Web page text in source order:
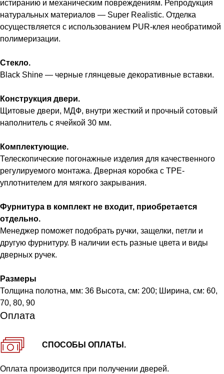
истиранию и механическим повреждениям. Репродукция
натуральных материалов — Super Realistic. Отделка
осуществляется с использованием PUR-клея необратимой
полимеризации.
Стекло.
Black Shine — черные глянцевые декоративные вставки.
Конструкция двери.
Щитовые двери, МДФ, внутри жесткий и прочный сотовый
наполнитель с ячейкой 30 мм.
Комплектующие.
Телескопические погонажные изделия для качественного
регулируемого монтажа. Дверная коробка с TPE-
уплотнителем для мягкого закрывания.
Фурнитура в комплект не входит, приобретается
отдельно.
Менеджер поможет подобрать ручки, защелки, петли и
другую фурнитуру. В наличии есть разные цвета и виды
дверных ручек.
Размеры
Толщина полотна, мм: 36 Высота, см: 200; Ширина, см: 60,
70, 80, 90
Оплата
СПОСОБЫ ОПЛАТЫ.
Оплата производится при получении дверей.